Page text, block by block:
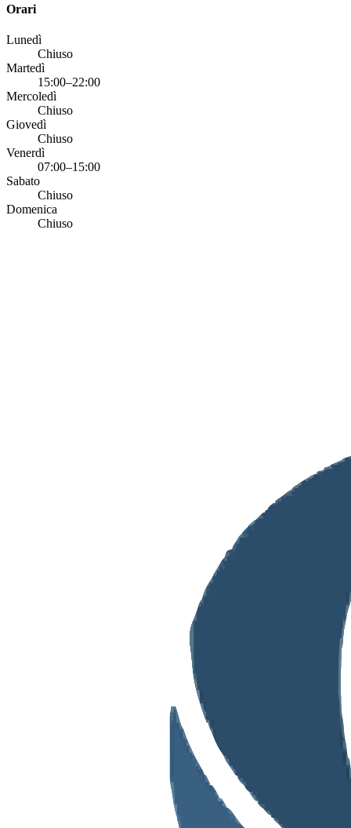
Orari
Lunedì
Chiuso
Martedì
15:00–22:00
Mercoledì
Chiuso
Giovedì
Chiuso
Venerdì
07:00–15:00
Sabato
Chiuso
Domenica
Chiuso